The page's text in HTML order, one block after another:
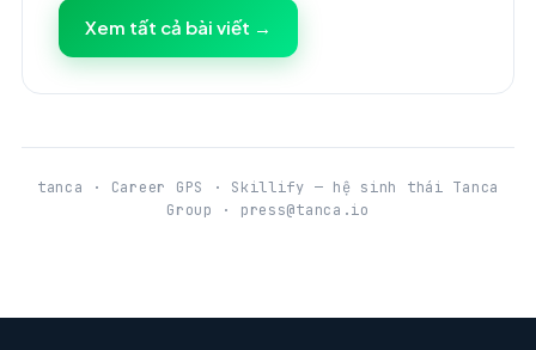
Xem tất cả bài viết →
tanca · Career GPS · Skillify — hệ sinh thái Tanca
Group · press@tanca.io